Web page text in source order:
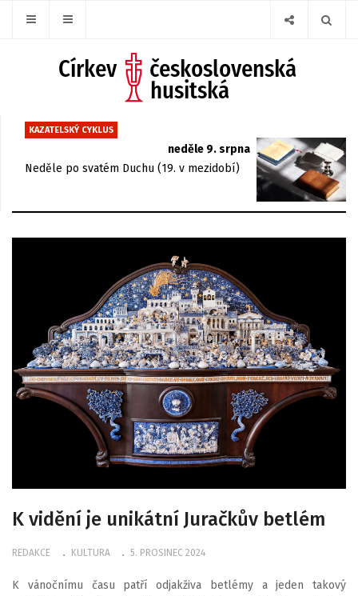
KAZATELSKÝ CYKLUS
neděle 9. srpna
Neděle po svatém Duchu (19. v mezidobí)
K vidění je unikátní Juračkův betlém
REDAKCE KULTURA 5. PROSINEC 2024
K vánočnímu času patří odjakživa betlémy a jeden takový